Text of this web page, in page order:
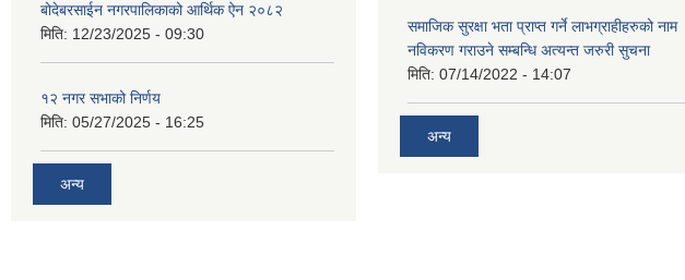
बोदेबरसाईन नगरपालिकाको आर्थिक ऐन २०८२
मिति: 12/23/2025 - 09:30
१२ नगर सभाको निर्णय
मिति: 05/27/2025 - 16:25
अन्य
समाजिक सुरक्षा भता प्राप्त गर्ने लाभग्राहीहरुको नाम
नविकरण गराउने सम्बन्धि अत्यन्त जरुरी सुचना
मिति: 07/14/2022 - 14:07
अन्य